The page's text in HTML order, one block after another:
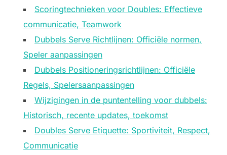
Scoringtechnieken voor Doubles: Effectieve
communicatie, Teamwork
Dubbels Serve Richtlijnen: Officiële normen,
Speler aanpassingen
Dubbels Positioneringsrichtlijnen: Officiële
Regels, Spelersaanpassingen
Wijzigingen in de puntentelling voor dubbels:
Historisch, recente updates, toekomst
Doubles Serve Etiquette: Sportiviteit, Respect,
Communicatie